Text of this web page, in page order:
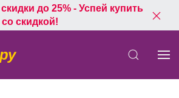
до 25% - Успей купить
со скидкой!